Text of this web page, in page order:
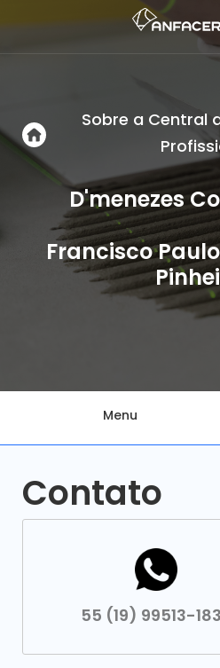
Sobre a Central
D'menezes
Francisco
Menu
Contato
55 (19) 99513-